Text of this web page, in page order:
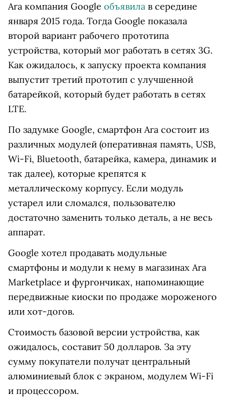
Ara компания Google объявила в середине
января 2015 года. Тогда Google показала
второй вариант рабочего прототипа
устройства, который мог работать в сетях 3G.
Как ожидалось, к запуску проекта компания
выпустит третий прототип с улучшенной
батарейкой, который будет работать в сетях
LTE.
По задумке Google, смартфон Ara состоит из
различных модулей (оперативная память, USB,
Wi-Fi, Bluetooth, батарейка, камера, динамик и
так далее), которые крепятся к
металлическому корпусу. Если модуль
устарел или сломался, пользователю
достаточно заменить только деталь, а не весь
аппарат.
Google хотел продавать модульные
смартфоны и модули к нему в магазинах Ara
Marketplace и фургончиках, напоминающие
передвижные киоски по продаже мороженого
или хот-догов.
Стоимость базовой версии устройства, как
ожидалось, составит 50 долларов. За эту
сумму покупатели получат центральный
алюминиевый блок с экраном, модулем Wi-Fi
и процессором.